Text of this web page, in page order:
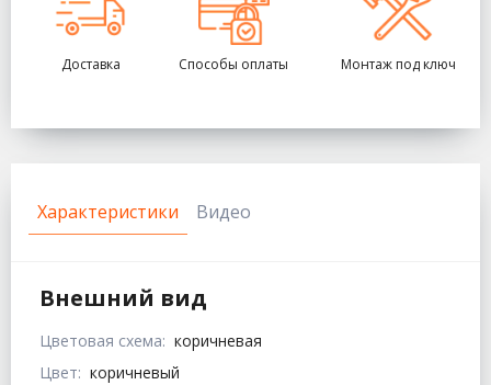
Доставка Способы оплаты Монтаж под ключ
Характеристики Видео
Внешний вид
Цветовая схема: коричневая
Цвет: коричневый